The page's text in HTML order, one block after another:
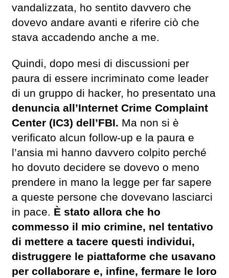
vandalizzata, ho sentito davvero che
dovevo andare avanti e riferire ciò che
stava accadendo anche a me.
Quindi, dopo mesi di discussioni per
paura di essere incriminato come leader
di un gruppo di hacker, ho presentato una
denuncia all’Internet Crime Complaint
Center (IC3) dell’FBI. Ma non si è
verificato alcun follow-up e la paura e
l’ansia mi hanno davvero colpito perché
ho dovuto decidere se dovevo o meno
prendere in mano la legge per far sapere
a queste persone che dovevano lasciarci
in pace. È stato allora che ho
commesso il mio crimine, nel tentativo
di mettere a tacere questi individui,
distruggere le piattaforme che usavano
per collaborare e, infine, fermare le loro